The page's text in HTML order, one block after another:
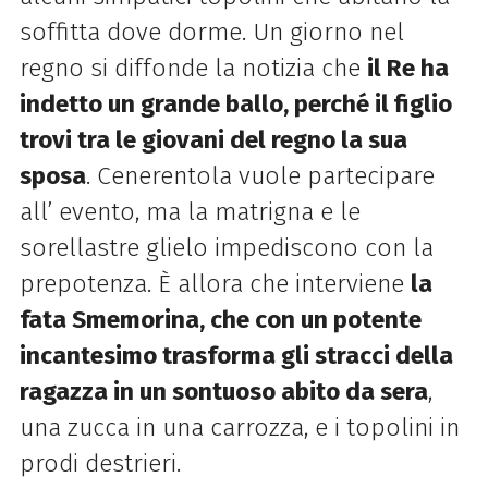
soffitta dove dorme. Un giorno nel
regno si diffonde la notizia che il Re ha
indetto un grande ballo, perché il figlio
trovi tra le giovani del regno la sua
sposa. Cenerentola vuole partecipare
all’ evento, ma la matrigna e le
sorellastre glielo impediscono con la
prepotenza. È allora che interviene la
fata Smemorina, che con un potente
incantesimo trasforma gli stracci della
ragazza in un sontuoso abito da sera,
una zucca in una carrozza, e i topolini in
prodi destrieri.